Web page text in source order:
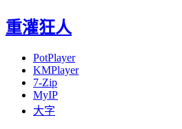
重灌狂人
PotPlayer
KMPlayer
7-Zip
MyIP
大字